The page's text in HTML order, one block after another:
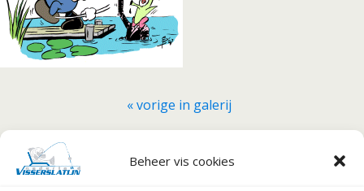
Beheer vis cookies
« vorige in galerij
Terug naar boven